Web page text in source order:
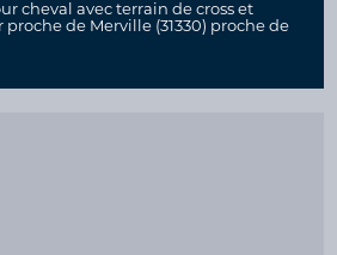
cheval avec terrain de cross et
de Merville (31330) proche de